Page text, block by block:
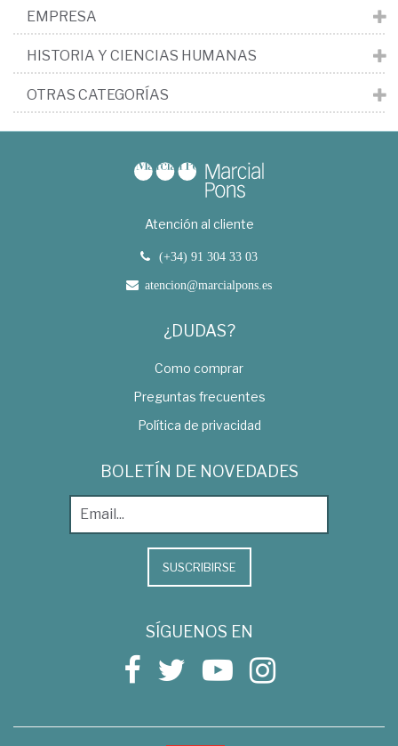
EMPRESA
HISTORIA Y CIENCIAS HUMANAS
OTRAS CATEGORÍAS
Atención al cliente
(+34) 91 304 33 03
atencion@marcialpons.es
¿DUDAS?
Como comprar
Preguntas frecuentes
Política de privacidad
BOLETÍN DE NOVEDADES
SUSCRIBIRSE
SÍGUENOS EN